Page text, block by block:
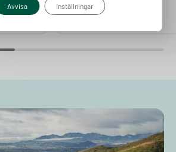
Pris från
2 980kr
Avvisa Inställningar